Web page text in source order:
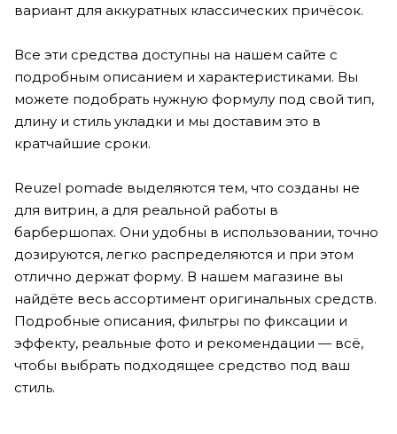
вариант для аккуратных классических причёсок.
Все эти средства доступны на нашем сайте с
подробным описанием и характеристиками. Вы
можете подобрать нужную формулу под свой тип,
длину и стиль укладки и мы доставим это в
кратчайшие сроки.
Reuzel pomade выделяются тем, что созданы не
для витрин, а для реальной работы в
барбершопах. Они удобны в использовании, точно
дозируются, легко распределяются и при этом
отлично держат форму. В нашем магазине вы
найдёте весь ассортимент оригинальных cредств.
Подробные описания, фильтры по фиксации и
эффекту, реальные фото и рекомендации — всё,
чтобы выбрать подходящее средство под ваш
стиль.